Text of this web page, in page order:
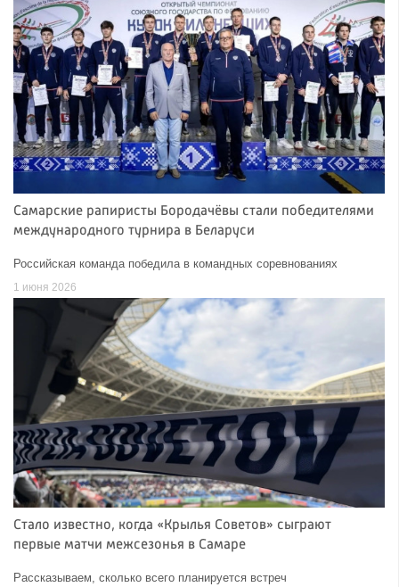
Самарские рапиристы Бородачёвы стали победителями
международного турнира в Беларуси
Российская команда победила в командных соревнованиях
1 июня 2026
Стало известно, когда «Крылья Советов» сыграют
первые матчи межсезонья в Самаре
Рассказываем, сколько всего планируется встреч